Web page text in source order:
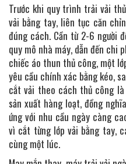
Trước khi quy trình trải vải
vải bằng tay, liên tục căn
đúng cách. Cần từ 2-6 người
quy mô nhà máy, dẫn đến chi
chiếc áo thun thủ công, một
yêu cầu chính xác bằng kéo,
cắt vải theo cách thủ công
sản xuất hàng loạt, đồng
ứng với nhu cầu ngày càng
vì cắt từng lớp vải bằng tay,
cùng một lúc.